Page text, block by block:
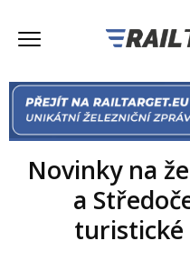
Novinky na
a
turistické